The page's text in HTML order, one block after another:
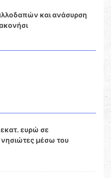
και ανάσυρση
ευρώ σε
μέσω του